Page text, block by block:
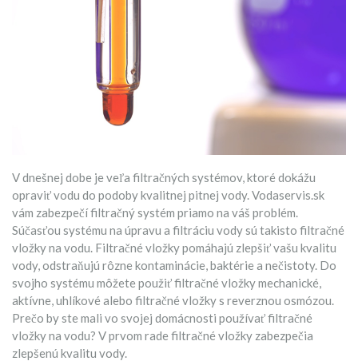
V dnešnej dobe je veľa filtračných systémov, ktoré dokážu
opraviť vodu do podoby kvalitnej pitnej vody. Vodaservis.sk
vám zabezpečí filtračný systém priamo na váš problém.
Súčasťou systému na úpravu a filtráciu vody sú takisto filtračné
vložky na vodu. Filtračné vložky pomáhajú zlepšiť vašu kvalitu
vody, odstraňujú rôzne kontaminácie, baktérie a nečistoty. Do
svojho systému môžete použiť filtračné vložky mechanické,
aktívne, uhlíkové alebo filtračné vložky s reverznou osmózou.
Prečo by ste mali vo svojej domácnosti používať filtračné
vložky na vodu? V prvom rade filtračné vložky zabezpečia
zlepšenú kvalitu vody.